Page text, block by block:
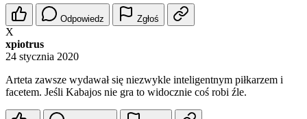
Odpowiedz Zgłoś
X
xpiotrus
24 stycznia 2020
Arteta zawsze wydawał się niezwykle inteligentnym piłkarzem i
facetem. Jeśli Kabajos nie gra to widocznie coś robi źle.